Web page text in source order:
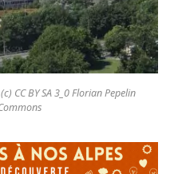
CC BY SA 3_0 Florian Pepelin